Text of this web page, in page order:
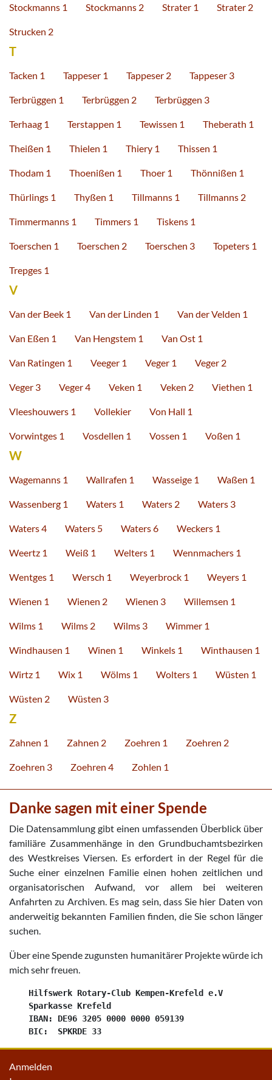
Stockmanns 1 Stockmanns 2 Strater 1 Strater 2
Strucken 2
T
Tacken 1 Tappeser 1 Tappeser 2 Tappeser 3
Terbrüggen 1 Terbrüggen 2 Terbrüggen 3
Terhaag 1 Terstappen 1 Tewissen 1 Theberath 1
Theißen 1 Thielen 1 Thiery 1 Thissen 1
Thodam 1 Thoenißen 1 Thoer 1 Thönnißen 1
Thürlings 1 Thyßen 1 Tillmanns 1 Tillmanns 2
Timmermanns 1 Timmers 1 Tiskens 1
Toerschen 1 Toerschen 2 Toerschen 3 Topeters 1
Trepges 1
V
Van der Beek 1 Van der Linden 1 Van der Velden 1
Van Eßen 1 Van Hengstem 1 Van Ost 1
Van Ratingen 1 Veeger 1 Veger 1 Veger 2
Veger 3 Veger 4 Veken 1 Veken 2 Viethen 1
Vleeshouwers 1 Vollekier Von Hall 1
Vorwintges 1 Vosdellen 1 Vossen 1 Voßen 1
W
Wagemanns 1 Wallrafen 1 Wasseige 1 Waßen 1
Wassenberg 1 Waters 1 Waters 2 Waters 3
Waters 4 Waters 5 Waters 6 Weckers 1
Weertz 1 Weiß 1 Welters 1 Wennmachers 1
Wentges 1 Wersch 1 Weyerbrock 1 Weyers 1
Wienen 1 Wienen 2 Wienen 3 Willemsen 1
Wilms 1 Wilms 2 Wilms 3 Wimmer 1
Windhausen 1 Winen 1 Winkels 1 Winthausen 1
Wirtz 1 Wix 1 Wölms 1 Wolters 1 Wüsten 1
Wüsten 2 Wüsten 3
Z
Zahnen 1 Zahnen 2 Zoehren 1 Zoehren 2
Zoehren 3 Zoehren 4 Zohlen 1
Danke sagen mit einer Spende
Die Datensammlung gibt einen umfassenden Überblick über
familiäre Zusammenhänge in den Grundbuchamtsbezirken
des Westkreises Viersen. Es erfordert in der Regel für die
Suche einer einzelnen Familie einen hohen zeitlichen und
organisatorischen Aufwand, vor allem bei weiteren
Anfahrten zu Archiven. Es mag sein, dass Sie hier Daten von
anderweitig bekannten Familien finden, die Sie schon länger
suchen.
Über eine Spende zugunsten humanitärer Projekte würde ich
mich sehr freuen.
    Hilfswerk Rotary-Club Kempen-Krefeld e.V
    Sparkasse Krefeld
    IBAN: DE96 3205 0000 0000 059139
Anmelden